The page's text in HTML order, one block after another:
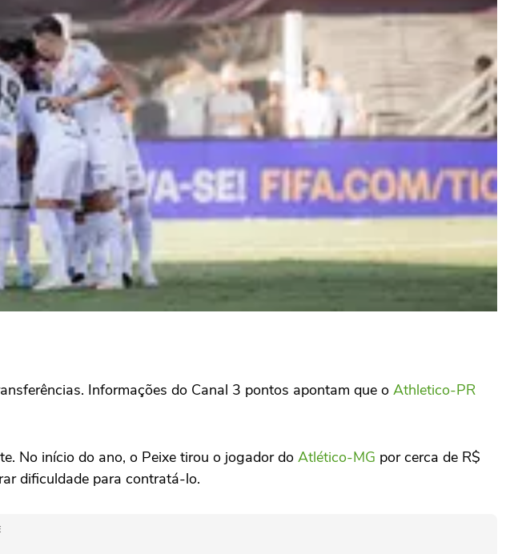
Informações do Canal 3 pontos apontam que o Athletico-PR
No início do ano, o Peixe tirou o jogador do Atlético-MG por cerca de R$
dificuldade para contratá-lo.